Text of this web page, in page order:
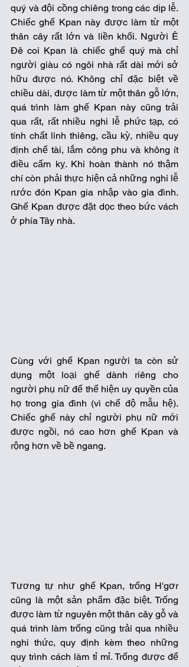
quý và đội cồng chiêng trong các dịp lễ.
Chiếc ghế Kpan này được làm từ một
thân cây rất lớn và liền khối. Người Ê
Đê coi Kpan là chiếc ghế quý mà chỉ
người giàu có ngôi nhà rất dài mới sở
hữu được nó. Không chỉ đặc biệt về
chiều dài, được làm từ một thân gỗ lớn,
quá trình làm ghế Kpan này cũng trải
qua rất, rất nhiều nghi lễ phức tạp, có
tính chất linh thiêng, cầu kỳ, nhiều quy
định chế tài, lắm công phu và không ít
điều cấm kỵ. Khi hoàn thành nó thậm
chí còn phải thực hiện cả những nghi lễ
rước đón Kpan gia nhập vào gia đình.
Ghế Kpan được đặt dọc theo bức vách
ở phía Tây nhà.
Cùng với ghế Kpan người ta còn sử
dụng một loại ghế dành riêng cho
người phụ nữ để thể hiện uy quyền của
họ trong gia đình (vì chế độ mẫu hệ).
Chiếc ghế này chỉ người phụ nữ mới
được ngồi, nó cao hơn ghế Kpan và
rộng hơn về bề ngang.
Tương tự như ghế Kpan, trống H'gơr
cũng là một sản phẩm đặc biệt. Trống
được làm từ nguyên một thân cây gỗ và
quá trình làm trống cũng trải qua nhiều
nghi thức, quy định kèm theo những
quy trình cách làm tỉ mỉ. Trống được để